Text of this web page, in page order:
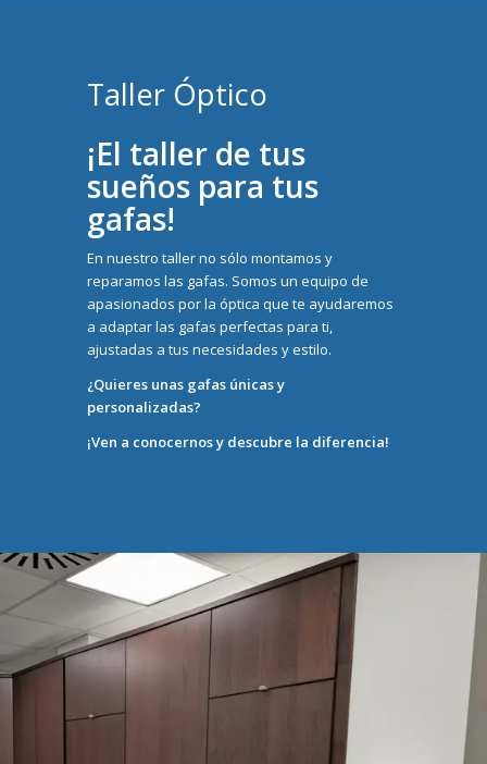
Taller Óptico
¡El taller de tus
sueños para tus
gafas!
En nuestro taller no sólo montamos y
reparamos las gafas. Somos un equipo de
apasionados por la óptica que te ayudaremos
a adaptar las gafas perfectas para ti,
ajustadas a tus necesidades y estilo.
¿Quieres unas gafas únicas y
personalizadas?
¡Ven a conocernos y descubre la diferencia!